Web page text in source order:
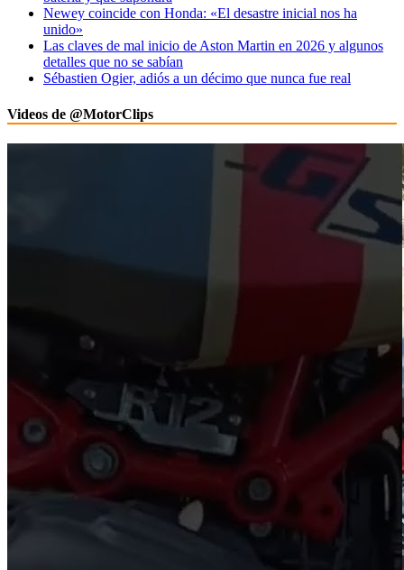
Newey coincide con Honda: «El desastre inicial nos ha
unido»
Las claves de mal inicio de Aston Martin en 2026 y algunos
detalles que no se sabían
Sébastien Ogier, adiós a un décimo que nunca fue real
Videos de @MotorClips